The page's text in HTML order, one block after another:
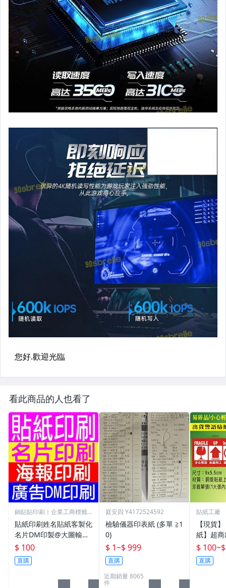
看此商品的人也看了
鍋貼貼印刷｜企業工商標籤
貼紙印刷姓名貼紙客製化
名片DM印製@大圖輸出.
電腦割字.海報印刷.廣告
行銷貼紙+產品標籤印刷
+創意造型貼紙設計+反
$ 100
直購
庭安四 Y4172524592
檢驗儀器印表紙 (多單 ≧1
0)
$ 1~$ 999
直購
近期銷量 8065
件
貼紙工廠
【現貨
紙】超
小心輕
向上/賣
品/寄貨
$ 100~
直購